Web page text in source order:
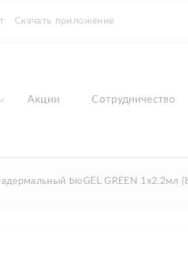
Скачать приложение
Акции Сотрудничество
bioGEL GREEN 1х2.2мл